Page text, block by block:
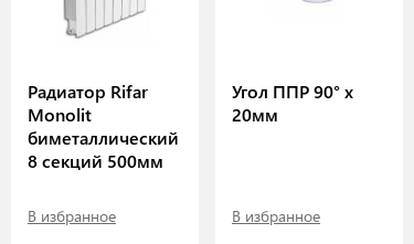
Радиатор Rifar
Monolit
биметаллический
8 секций 500мм
В избранное
Угол ППР 90° х
20мм
В избранное